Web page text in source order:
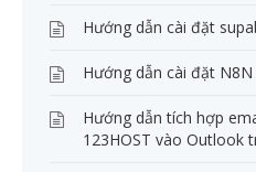
Hướng dẫn cài đặt
Hướng dẫn cài đặt
Hướng dẫn tích hợp
123HOST vào Outlook